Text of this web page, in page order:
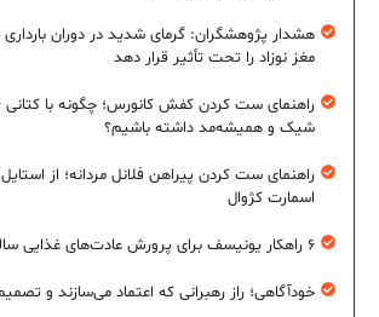
هشدار پژوهشگران: گرمای شدید در دوران
مغز نوزاد را تحت تأثیر قرار دهد
شیک و همیشه‌مد داشته باشیم؟
راهنمای ست کردن پیراهن فلانل مردانه؛ از
اسمارت کژوال
۶ راهکار یونیسف برای پرورش عادت‌های غذایی سالم در کودکان
خودآگاهی؛ راز رهبرانی که اعتماد می‌سازند و